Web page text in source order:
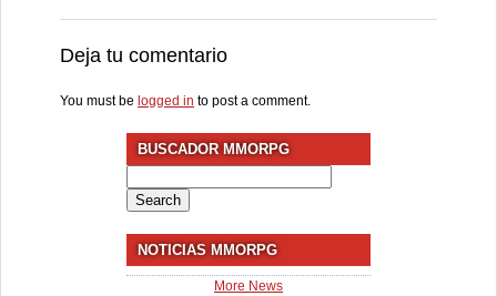
Deja tu comentario
You must be logged in to post a comment.
BUSCADOR MMORPG
for:
NOTICIAS MMORPG
More News